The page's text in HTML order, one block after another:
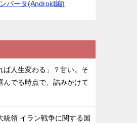
バータ(Android編)
ば人生変わる」？甘い。そ
んでる時点で、詰みかけて
統領 イラン戦争に関する国